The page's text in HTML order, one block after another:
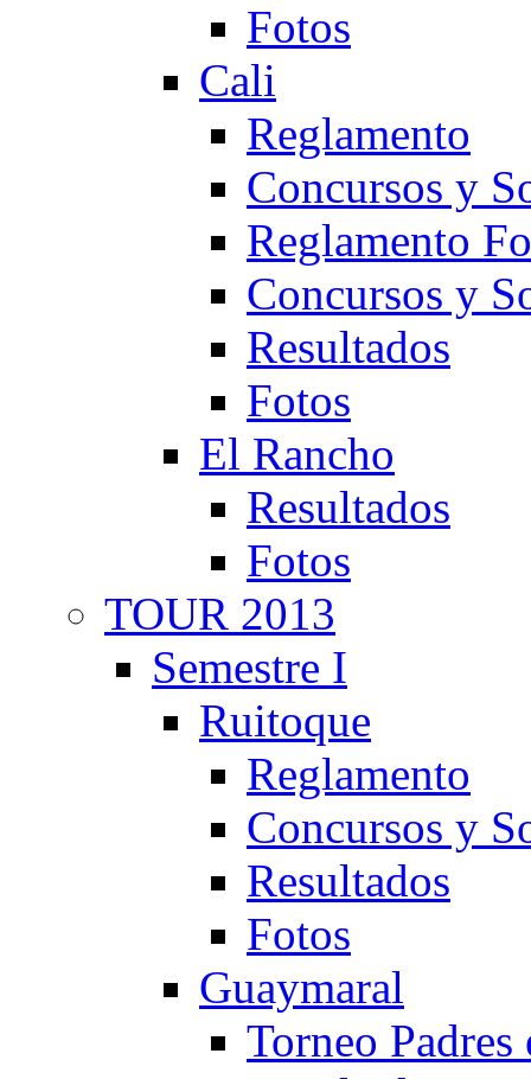
Fotos
Cali
Reglamento
Concursos y
Reglamento
Concursos y
Resultados
Fotos
El Rancho
Resultados
Fotos
TOUR 2013
Semestre I
Ruitoque
Reglamento
Concursos y
Resultados
Fotos
Guaymaral
Torneo